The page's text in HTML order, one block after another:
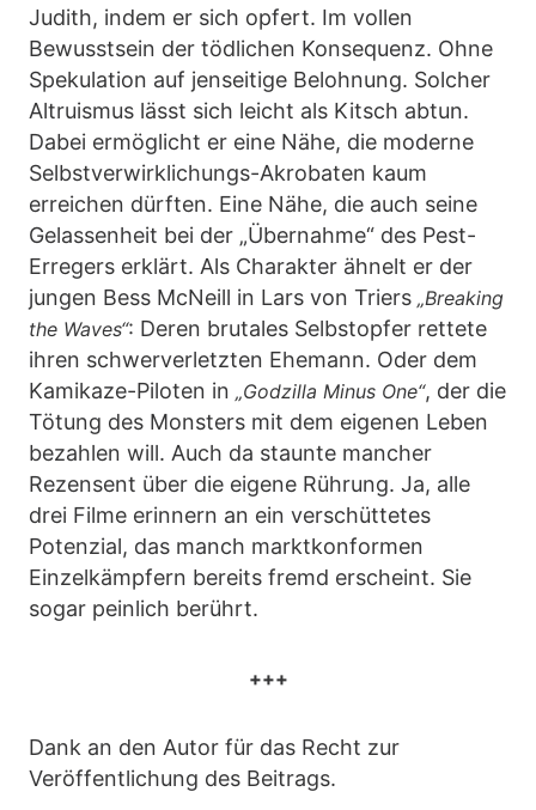
Judith, indem er sich opfert. Im vollen
Bewusstsein der tödlichen Konsequenz. Ohne
Spekulation auf jenseitige Belohnung. Solcher
Altruismus lässt sich leicht als Kitsch abtun.
Dabei ermöglicht er eine Nähe, die moderne
Selbstverwirklichungs-Akrobaten kaum
erreichen dürften. Eine Nähe, die auch seine
Gelassenheit bei der „Übernahme“ des Pest-
Erregers erklärt. Als Charakter ähnelt er der
jungen Bess McNeill in Lars von Triers „Breaking
the Waves“: Deren brutales Selbstopfer rettete
ihren schwerverletzten Ehemann. Oder dem
Kamikaze-Piloten in „Godzilla Minus One“, der die
Tötung des Monsters mit dem eigenen Leben
bezahlen will. Auch da staunte mancher
Rezensent über die eigene Rührung. Ja, alle
drei Filme erinnern an ein verschüttetes
Potenzial, das manch marktkonformen
Einzelkämpfern bereits fremd erscheint. Sie
sogar peinlich berührt.
+++
Dank an den Autor für das Recht zur
Veröffentlichung des Beitrags.